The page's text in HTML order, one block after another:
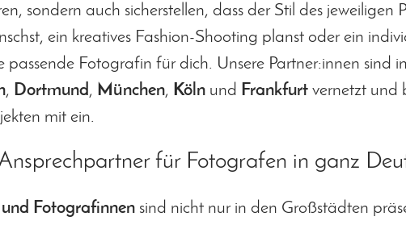
sondern auch sicherstellen, dass der Stil des
ein kreatives Fashion-Shooting planst oder ein
passende Fotografin für dich. Unsere Partner:innen
, Dortmund, München, Köln und Frankfurt vernetzt und
mit ein.
für Fotografen in ganz
Fotografinnen sind nicht nur in den Großstädten